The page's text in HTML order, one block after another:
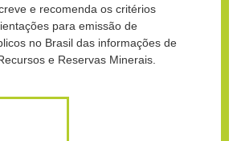
e recomenda os critérios
para emissão de
no Brasil das informações de
e Reservas Minerais.